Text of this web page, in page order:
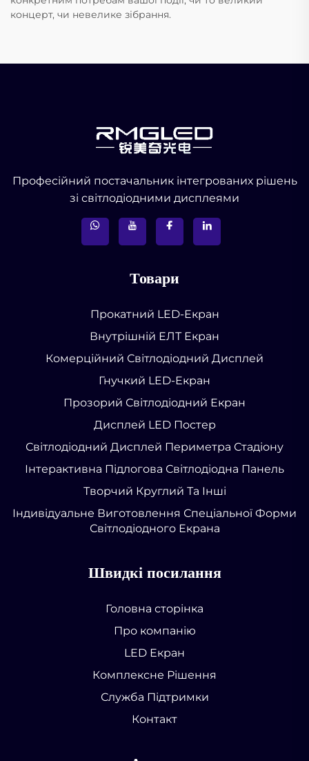
концерт, чи невелике зібрання.
Професійний постачальник інтегрованих рішень
зі світлодіодними дисплеями
Товари
Прокатний LED-Екран
Внутрішній ЕЛТ Екран
Комерційний Світлодіодний Дисплей
Гнучкий LED-Екран
Прозорий Світлодіодний Екран
Дисплей LED Постер
Світлодіодний Дисплей Периметра Стадіону
Інтерактивна Підлогова Світлодіодна Панель
Творчий Круглий Та Інші
Індивідуальне Виготовлення Спеціальної Форми
Світлодіодного Екрана
Швидкі посилання
Головна сторінка
Про компанію
LED Екран
Комплексне Рішення
Служба Підтримки
Контакт